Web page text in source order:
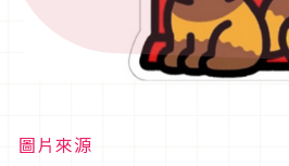
圖片來源